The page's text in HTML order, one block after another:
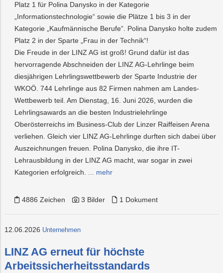
Platz 1 für Polina Danysko in der Kategorie
„Informationstechnologie“ sowie die Plätze 1 bis 3 in der
Kategorie „Kaufmännische Berufe“. Polina Danysko holte zudem
Platz 2 in der Sparte „Frau in der Technik“!
Die Freude in der LINZ AG ist groß! Grund dafür ist das
hervorragende Abschneiden der LINZ AG-Lehrlinge beim
diesjährigen Lehrlingswettbewerb der Sparte Industrie der
WKOÖ. 744 Lehrlinge aus 82 Firmen nahmen am Landes-
Wettbewerb teil. Am Dienstag, 16. Juni 2026, wurden die
Lehrlingsawards an die besten Industrielehrlinge
Oberösterreichs im Business-Club der Linzer Raiffeisen Arena
verliehen. Gleich vier LINZ AG-Lehrlinge durften sich dabei über
Auszeichnungen freuen. Polina Danysko, die ihre IT-
Lehrausbildung in der LINZ AG macht, war sogar in zwei
Kategorien erfolgreich.
... mehr
4886 Zeichen 3 Bilder 1 Dokument
12.06.2026 Unternehmen
LINZ AG erneut für höchste
Arbeitssicherheitsstandards